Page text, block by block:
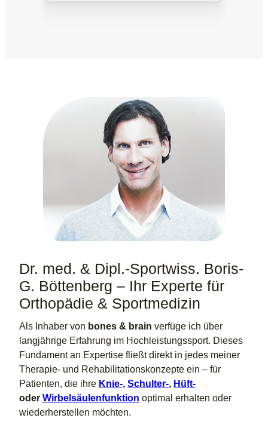
Dr. med. & Dipl.-Sportwiss. Boris-
G. Böttenberg – Ihr Experte für
Orthopädie & Sportmedizin
Als Inhaber von bones & brain verfüge ich über
langjährige Erfahrung im Hochleistungssport. Dieses
Fundament an Expertise fließt direkt in jedes meiner
Therapie- und Rehabilitationskonzepte ein – für
Patienten, die ihre Knie-, Schulter-, Hüft-
oder Wirbelsäulenfunktion optimal erhalten oder
wiederherstellen möchten.